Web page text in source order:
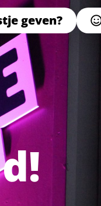
geven?